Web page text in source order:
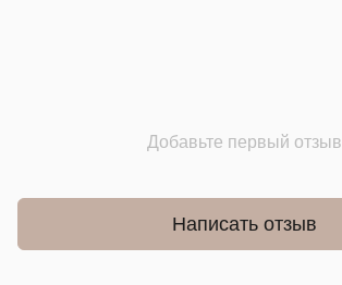
Добавьте первый отзыв
Написать отзыв